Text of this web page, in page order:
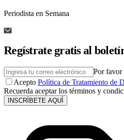
Periodista en Semana
Regístrate gratis al
Por favor
Acepto Política de Tratamiento de
Recuerda aceptar los términos y
INSCRÍBETE AQUÍ